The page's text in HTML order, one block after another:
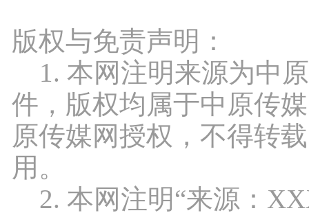
版权与免责声明：
1. 本网注明来源为中
件，版权均属于中原传
原传媒网授权，不得转
用。
2. 本网注明“来源：